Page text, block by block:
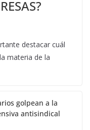
destacar cuál
materia de la
golpean a la
antisindical